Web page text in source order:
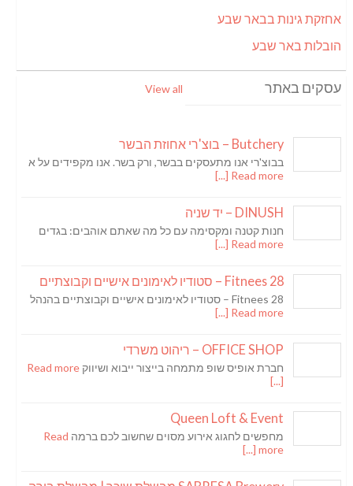
אחזקת גינות בבאר שבע
הובלות באר שבע
עסקים באתר View all
Butchery – בוצ'רי אחוזת הבשר
בבוצ'רי אנו מתעסקים בבשר, ורק בשר. אנו מקפידים על א
Read more [...]
DINUSH – יד שניה
חנות קטנה ומקסימה עם כל מה שאתם אוהבים: בגדים
Read more [...]
Fitnees 28 – סטודיו לאימונים אישיים וקבוצתיים
Fitnees 28 – סטודיו לאימונים אישיים וקבוצתיים בהנהל
Read more [...]
OFFICE SHOP – ריהוט משרדי
חברת אופיס שופ מתמחה בייצור ייבוא ושיווק Read more
[...]
Queen Loft & Event
מחפשים לחגוג אירוע מסוים שחשוב לכם ברמה Read
more [...]